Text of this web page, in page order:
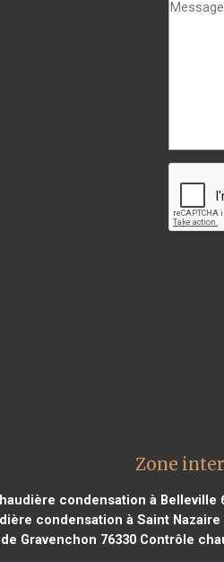
Zone
condensation à Belleville
condensation à Saint Nazaire
de Gravenchon 76330Contrôle